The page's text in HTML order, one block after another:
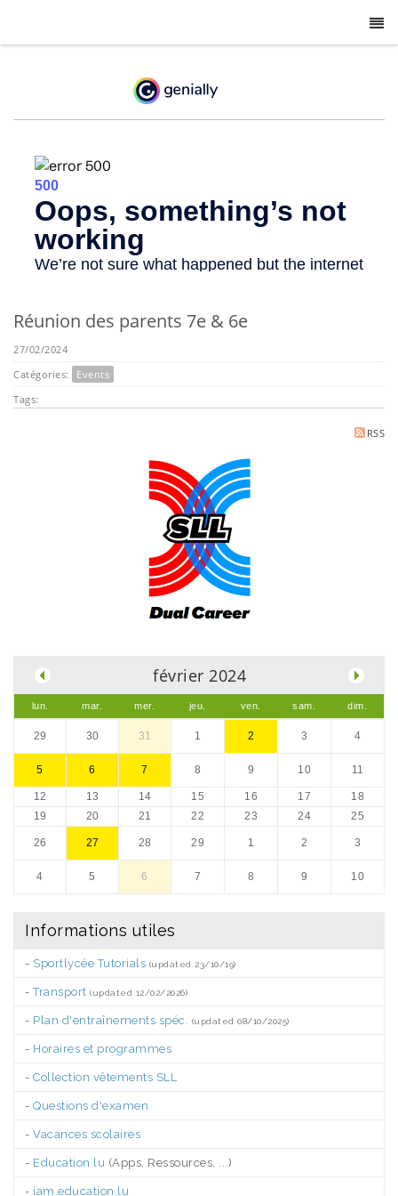
Réunion des parents 7e & 6e
27/02/2024
Catégories:
Events
Tags:
RSS
février 2024
lun. mar. mer. jeu. ven. sam. dim.
29 30 31 1 2 3 4
5 6 7 8 9 10 11
12 13 14 15 16 17
18
19
20 21 22 23 24 25
26 27 28 29 1 2 3
4 5 6 7 8 9 10
Informations utiles
- Sportlycée Tutorials (updated 23/10/19)
-Transport (updated 12/02/2026)
- Plan d'entraînements spéc. (updated 08/10/2025)
- Horaires et programmes
- Collection vêtements SLL
- Questions d'examen
- Vacances scolaires
- Education.lu (Apps, Ressources, ...)
- iam.education.lu